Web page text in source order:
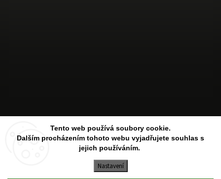
Tento web používá soubory cookie.
Dalším procházením tohoto webu vyjadřujete souhlas s
jejich používáním.
Nastavení
Sledovat na Instagramu
Aesthetic Store. Všechna práva vyhrazena.
Upravit nastavení cookies